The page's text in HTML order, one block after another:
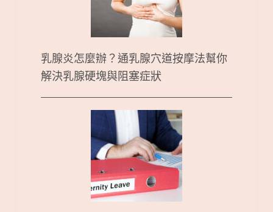
乳腺炎怎麼辦？通乳腺穴道按摩法幫你
解決乳腺硬塊與阻塞症狀